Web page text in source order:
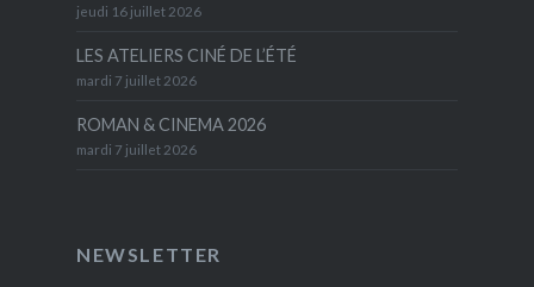
jeudi 16 juillet 2026
LES ATELIERS CINÉ DE L’ÉTÉ
mardi 7 juillet 2026
ROMAN & CINEMA 2026
mardi 7 juillet 2026
NEWSLETTER